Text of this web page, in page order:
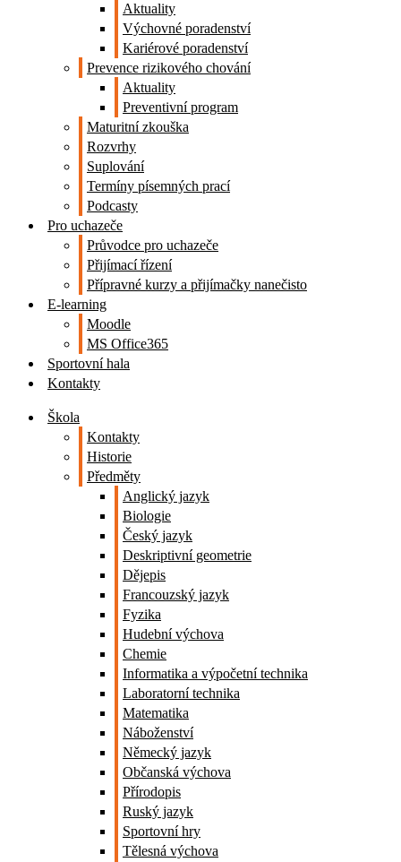
Aktuality
Výchovné poradenství
Kariérové poradenství
Prevence rizikového chování
Aktuality
Preventivní program
Maturitní zkouška
Rozvrhy
Suplování
Termíny písemných prací
Podcasty
Pro uchazeče
Průvodce pro uchazeče
Přijímací řízení
Přípravné kurzy a přijímačky nanečisto
E-learning
Moodle
MS Office365
Sportovní hala
Kontakty
Škola
Kontakty
Historie
Předměty
Anglický jazyk
Biologie
Český jazyk
Deskriptivní geometrie
Dějepis
Francouzský jazyk
Fyzika
Hudební výchova
Chemie
Informatika a výpočetní technika
Laboratorní technika
Matematika
Náboženství
Německý jazyk
Občanská výchova
Přírodopis
Ruský jazyk
Sportovní hry
Tělesná výchova